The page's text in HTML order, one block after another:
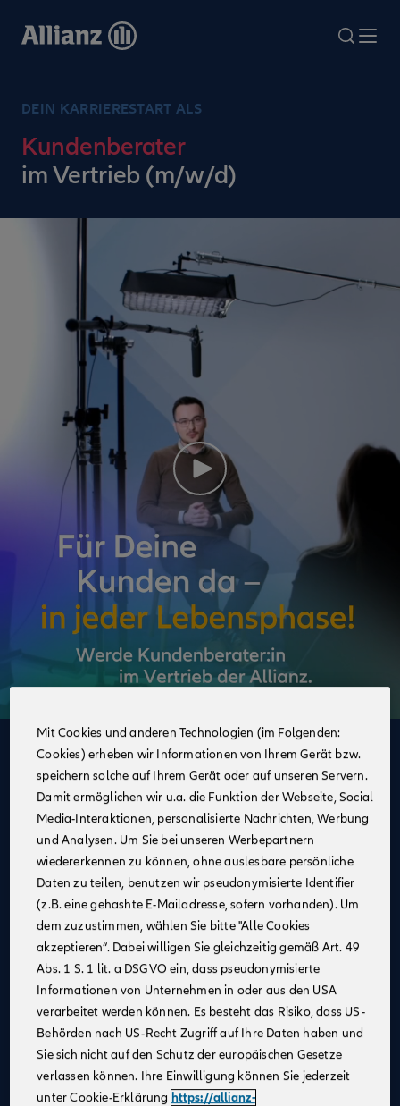
zum
search
DEIN KARRIERESTART ALS
Kundenberater
im Vertrieb (m/w/d)
Deine Vorteile
im Vertrieb der Allianz
Kontinuierliche Unterstützung : Profitiere von
Schulungen und Coachings durch erfahrene
Mitarbeiter:innen, Trainer:innen und Führungskräfte,
um fachlich und persönlich zu wachsen.
Flexible Arbeitsmöglichkeiten
: Nutze unsere
digitalen Beratungstools, um von überall aus zu
arbeiten und Deine Kundinnen und Kunden
bestmöglich zu betreuen.
Attraktives Vergütungsmodell: Gestalte Dein
Einkommen selbst – durch Fleiß und Engagement
kannst Du über Dein Festgehalt hinaus Provisionen
und leistungsbezogene Sondervergütungen
verdienen.
Mit Cookies und anderen Technologien (im Folgenden:
Cookies) erheben wir Informationen von Ihrem Gerät bzw.
speichern solche auf Ihrem Gerät oder auf unseren Servern.
Damit ermöglichen wir u.a. die Funktion der Webseite, Social
Media-Interaktionen, personalisierte Nachrichten, Werbung
und Analysen. Um Sie bei unseren Werbepartnern
wiedererkennen zu können, ohne auslesbare persönliche
Daten zu teilen, benutzen wir pseudonymisierte Identifier
(z.B. eine gehashte E-Mailadresse, sofern vorhanden). Um
dem zuzustimmen, wählen Sie bitte "Alle Cookies
akzeptieren“. Dabei willigen Sie gleichzeitig gemäß Art. 49
Abs. 1 S. 1 lit. a DSGVO ein, dass pseudonymisierte
Informationen von Unternehmen in oder aus den USA
verarbeitet werden können. Es besteht das Risiko, dass US-
Behörden nach US-Recht Zugriff auf Ihre Daten haben und
Sie sich nicht auf den Schutz der europäischen Gesetze
verlassen können. Ihre Einwilligung können Sie jederzeit
unter Cookie-Erklärung https://allianz-